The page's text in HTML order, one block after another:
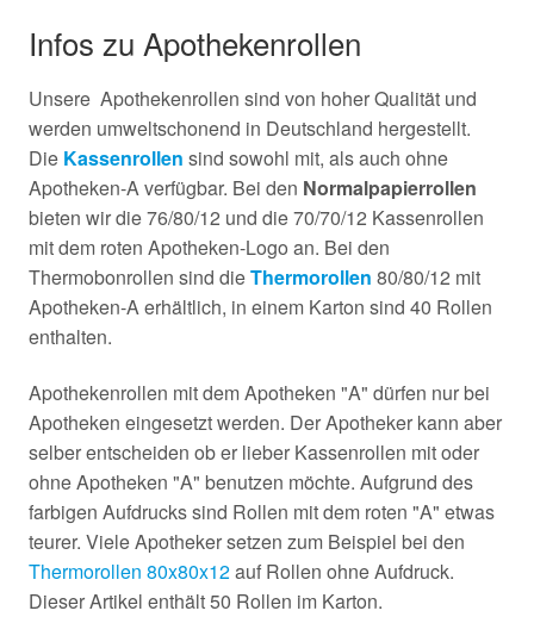
Infos zu Apothekenrollen
Unsere Apothekenrollen sind von hoher Qualität und
werden umweltschonend in Deutschland hergestellt.
Die Kassenrollen sind sowohl mit, als auch ohne
Apotheken-A verfügbar. Bei den Normalpapierrollen
bieten wir die 76/80/12 und die 70/70/12 Kassenrollen
mit dem roten Apotheken-Logo an. Bei den
Thermobonrollen sind dieThermorollen 80/80/12 mit
Apotheken-A erhältlich, in einem Karton sind 40 Rollen
enthalten.
Apothekenrollen mit dem Apotheken "A" dürfen nur bei
Apotheken eingesetzt werden. Der Apotheker kann aber
selber entscheiden ob er lieber Kassenrollen mit oder
ohne Apotheken "A" benutzen möchte. Aufgrund des
farbigen Aufdrucks sind Rollen mit dem roten "A" etwas
teurer. Viele Apotheker setzen zum Beispiel bei den
Thermorollen 80x80x12auf Rollen ohne Aufdruck.
Dieser Artikel enthält 50 Rollen im Karton.